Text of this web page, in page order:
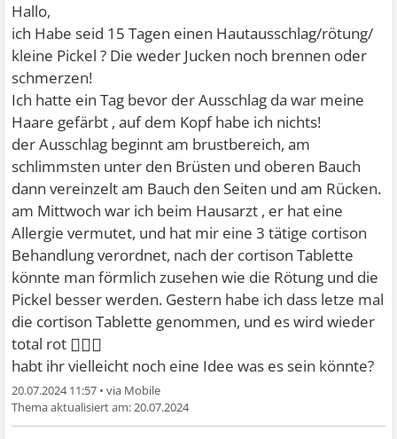
Hallo,
ich Habe seid 15 Tagen einen Hautausschlag/rötung/
kleine Pickel ? Die weder Jucken noch brennen oder
schmerzen!
Ich hatte ein Tag bevor der Ausschlag da war meine
Haare gefärbt , auf dem Kopf habe ich nichts!
der Ausschlag beginnt am brustbereich, am
schlimmsten unter den Brüsten und oberen Bauch
dann vereinzelt am Bauch den Seiten und am Rücken.
am Mittwoch war ich beim Hausarzt , er hat eine
Allergie vermutet, und hat mir eine 3 tätige cortison
Behandlung verordnet, nach der cortison Tablette
könnte man förmlich zusehen wie die Rötung und die
Pickel besser werden. Gestern habe ich dass letze mal
die cortison Tablette genommen, und es wird wieder
total rot 🤷🏻‍♀
habt ihr vielleicht noch eine Idee was es sein könnte?
20.07.2024 11:57 •
20.07.2024